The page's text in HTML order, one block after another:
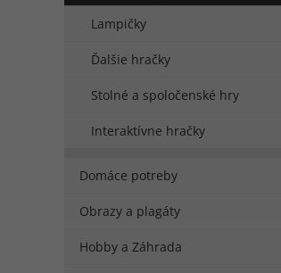
Lampičky
Ďalšie hračky
Stolné a spoločenské hry
Interaktívne hračky
Domáce potreby
Obrazy a plagáty
Hobby a Záhrada